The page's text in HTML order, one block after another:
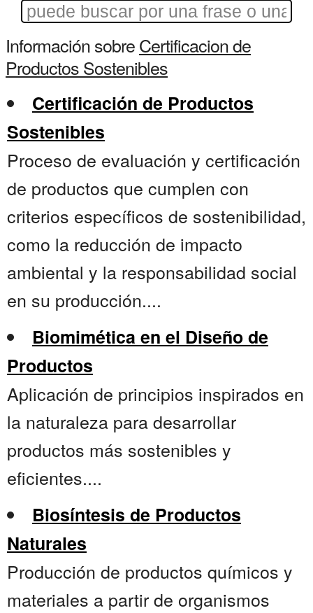
Información sobreCertificacion de
Productos Sostenibles
Certificación de Productos
Sostenibles
Proceso de evaluación y certificación
de productos que cumplen con
criterios específicos de sostenibilidad,
como la reducción de impacto
ambiental y la responsabilidad social
en su producción....
Biomimética en el Diseño de
Productos
Aplicación de principios inspirados en
la naturaleza para desarrollar
productos más sostenibles y
eficientes....
Biosíntesis de Productos
Naturales
Producción de productos químicos y
materiales a partir de organismos